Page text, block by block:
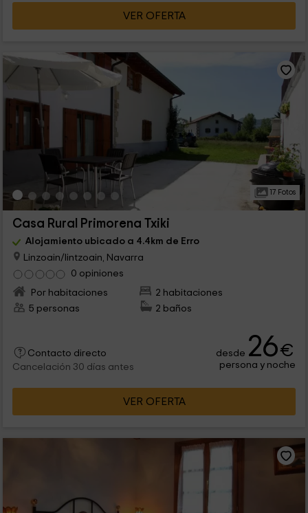
VER OFERTA
17 Fotos
Casa Rural Primorena Txiki
Alojamiento ubicado a 4.4km de Erro
Linzoain/lintzoain, Navarra
0 opiniones
Por habitaciones
2 habitaciones
5 personas
2 baños
Contacto directo
Cancelación 30 días antes
desde 26€
persona y noche
VER OFERTA